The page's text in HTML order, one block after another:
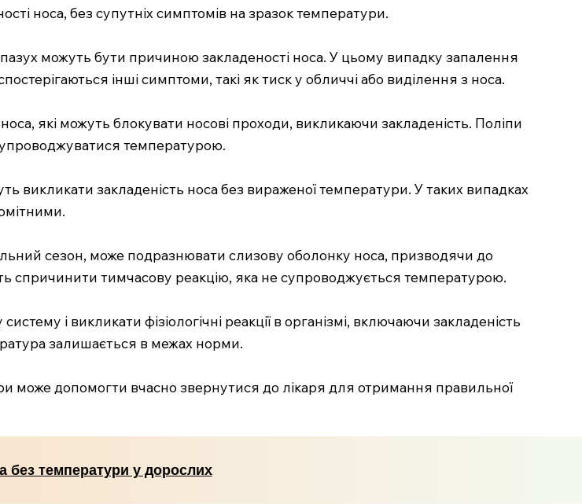
носа, без супутніх симптомів на зразок температури.
можуть бути причиною закладеності носа. У цьому випадку запалення
інші симптоми, такі як тиск у обличчі або виділення з носа.
які можуть блокувати носові проходи, викликаючи закладеність. Поліпи
температурою.
викликати закладеність носа без вираженої температури. У таких випадках
сезон, може подразнювати слизову оболонку носа, призводячи до
спричинити тимчасову реакцію, яка не супроводжується температурою.
і викликати фізіологічні реакції в організмі, включаючи закладеність
залишається в межах норми.
може допомогти вчасно звернутися до лікаря для отримання правильної
без температури у дорослих